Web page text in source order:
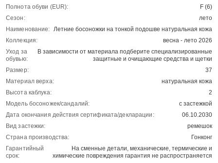
Полнота обуви (EUR):
F (6)
Сезон:
лето
Наименование: Летние босоножки на тонкой подошве натуральная кожа
Коллекция:
весна - лето 2026
Уход за
обувью:
В зависимости от материала подберите специализированные
защитные и очищающие средства и щетки
Размер:
37
Материал верха:
натуральная кожа
Высота каблука:
2
Модель босоножек/сандалий:
с застежкой
Дата окончания действия сертификата/декларации:
06.10.2030
Вид застежки:
ремешок
Страна производства:
Гонконг
Гарантийный
срок:
На сменные детали, механические, термические и
химические повреждения гарантия не распространяется